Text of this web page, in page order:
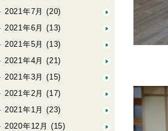
2021年7月 (20)
2021年6月 (13)
2021年5月 (13)
2021年4月 (21)
2021年3月 (15)
2021年2月 (17)
2021年1月 (23)
2020年12月 (15)